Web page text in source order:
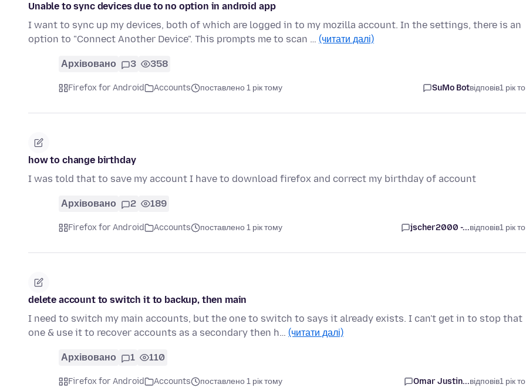
Unable to sync devices due to no option in android app
I want to sync up my devices, both of which are logged in to my mozilla account. In the settings, there is an
option to "Connect Another Device". This prompts me to scan … (читати далі)
Архівовано 3 358
Firefox for Android Accounts поставлено 1 рік тому SuMo Botвідповів1 рік
how to change birthday
I was told that to save my account I have to download firefox and correct my birthday of account
Архівовано 2 189
Firefox for Android Accounts поставлено 1 рік тому jscher2000 -...відповів1 рік
delete account to switch it to backup, then main
I need to switch my main accounts, but the one to switch to says it already exists. I can't get in to stop that
one & use it to recover accounts as a secondary then h… (читати далі)
Архівовано 1 110
Firefox for Android Accounts поставлено 1 рік тому Omar Justin...відповів1 рік